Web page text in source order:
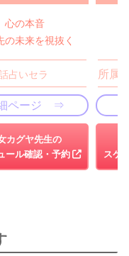
心の本音
の未来を視抜く
占いセラ
ページ ⇒
カグヤ先生の
ール確認・予約
所属:
スケ